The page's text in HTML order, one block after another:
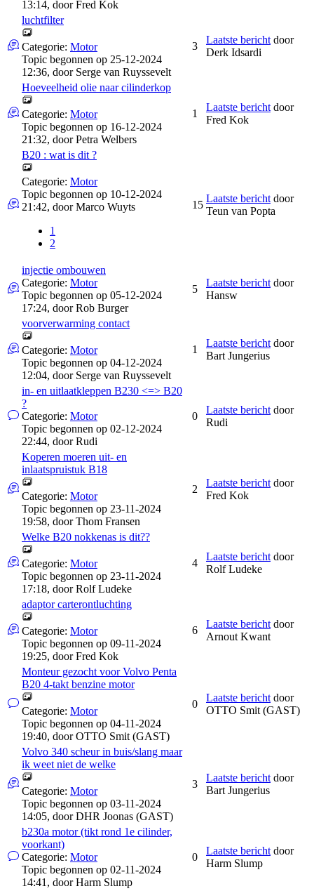
13:14, doorFred Kok
luchtfilter
Categorie: Motor
Topic begonnen op 25-12-2024
12:36, door Serge van Ruyssevelt
3
Laatste bericht door
Derk Idsardi
Hoeveelheid olie naar cilinderkop
Categorie: Motor
Topic begonnen op 16-12-2024
21:32, doorPetra Welbers
1
Laatste bericht door
Fred Kok
B20 : wat is dit ?
Categorie: Motor
Topic begonnen op 10-12-2024
21:42, doorMarco Wuyts
1
2
15
Laatste bericht door
Teun van Popta
injectie ombouwen
Categorie: Motor
Topic begonnen op 05-12-2024
17:24, doorRob Burger
5
Laatste bericht door
Hansw
voorverwarming contact
Categorie: Motor
Topic begonnen op 04-12-2024
12:04, door Serge van Ruyssevelt
1
Laatste bericht door
Bart Jungerius
in- en uitlaatkleppen B230 <=> B20
?
Categorie: Motor
Topic begonnen op 02-12-2024
22:44, doorRudi
0
Laatste bericht door
Rudi
Koperen moeren uit- en
inlaatspruistuk B18
Categorie: Motor
Topic begonnen op 23-11-2024
19:58, doorThom Fransen
2
Laatste bericht door
Fred Kok
Welke B20 nokkenas is dit??
Categorie: Motor
Topic begonnen op 23-11-2024
17:18, doorRolf Ludeke
4
Laatste bericht door
Rolf Ludeke
adaptor carterontluchting
Categorie: Motor
Topic begonnen op 09-11-2024
19:25, doorFred Kok
6
Laatste bericht door
Arnout Kwant
Monteur gezocht voor Volvo Penta
B20 4-takt benzine motor
Categorie: Motor
Topic begonnen op 04-11-2024
19:40, doorOTTO Smit (GAST)
0
Laatste bericht door
OTTO Smit (GAST)
Volvo 340 scheur in buis/slang maar
ik weet niet de welke
Categorie: Motor
Topic begonnen op 03-11-2024
14:05, doorDHR Joonas (GAST)
3
Laatste bericht door
Bart Jungerius
b230a motor (tikt rond 1e cilinder,
voorkant)
Categorie: Motor
Topic begonnen op 02-11-2024
14:41, doorHarm Slump
0
Laatste bericht door
Harm Slump